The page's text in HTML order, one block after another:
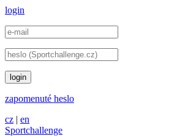
login
login
zapomenuté heslo
cz | en
Sportchallenge